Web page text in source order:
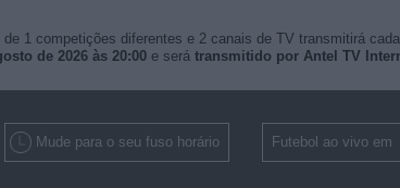
de 1 competições diferentes e 2 canais de TV transmitirá
de 2026 às 20:00e será transmitido por Antel TV
Mude para o seu fuso horário Futebol ao vivo em